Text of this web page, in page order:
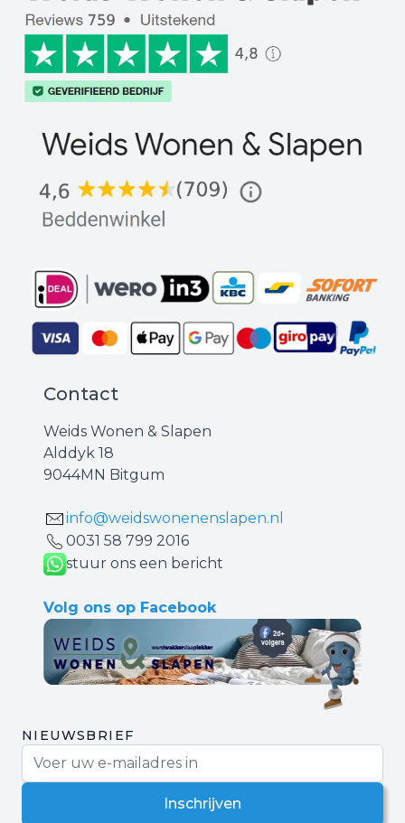
Contact
Weids Wonen & Slapen
Alddyk 18
9044MN Bitgum
info@weidswonenenslapen.nl
0031 ‪58 799 2016‬
stuur ons een bericht
Volg ons op Facebook
NIEUWSBRIEF
Inschrijven